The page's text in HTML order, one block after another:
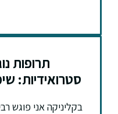
תרופות
סטרואידיות:
בקליניקה אני פוגש